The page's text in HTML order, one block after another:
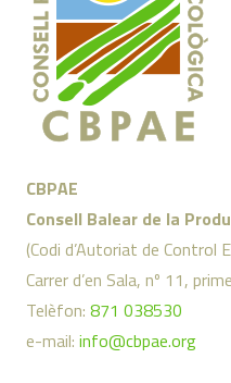
CBPAE
Consell Balear de la
(Codi d’Autoriat de Control
Carrer d’en Sala, nº 11,
Telèfon: 871 038530
e-mail: info@cbpae.org